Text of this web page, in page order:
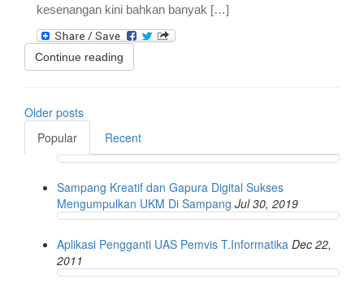
kesenangan kini bahkan banyak […]
Continue reading
Posts
navigation
Older posts
Popular
Recent
Sampang Kreatif dan Gapura Digital Sukses
Mengumpulkan UKM Di Sampang Jul 30, 2019
Aplikasi Pengganti UAS Pemvis T.Informatika Dec 22,
2011